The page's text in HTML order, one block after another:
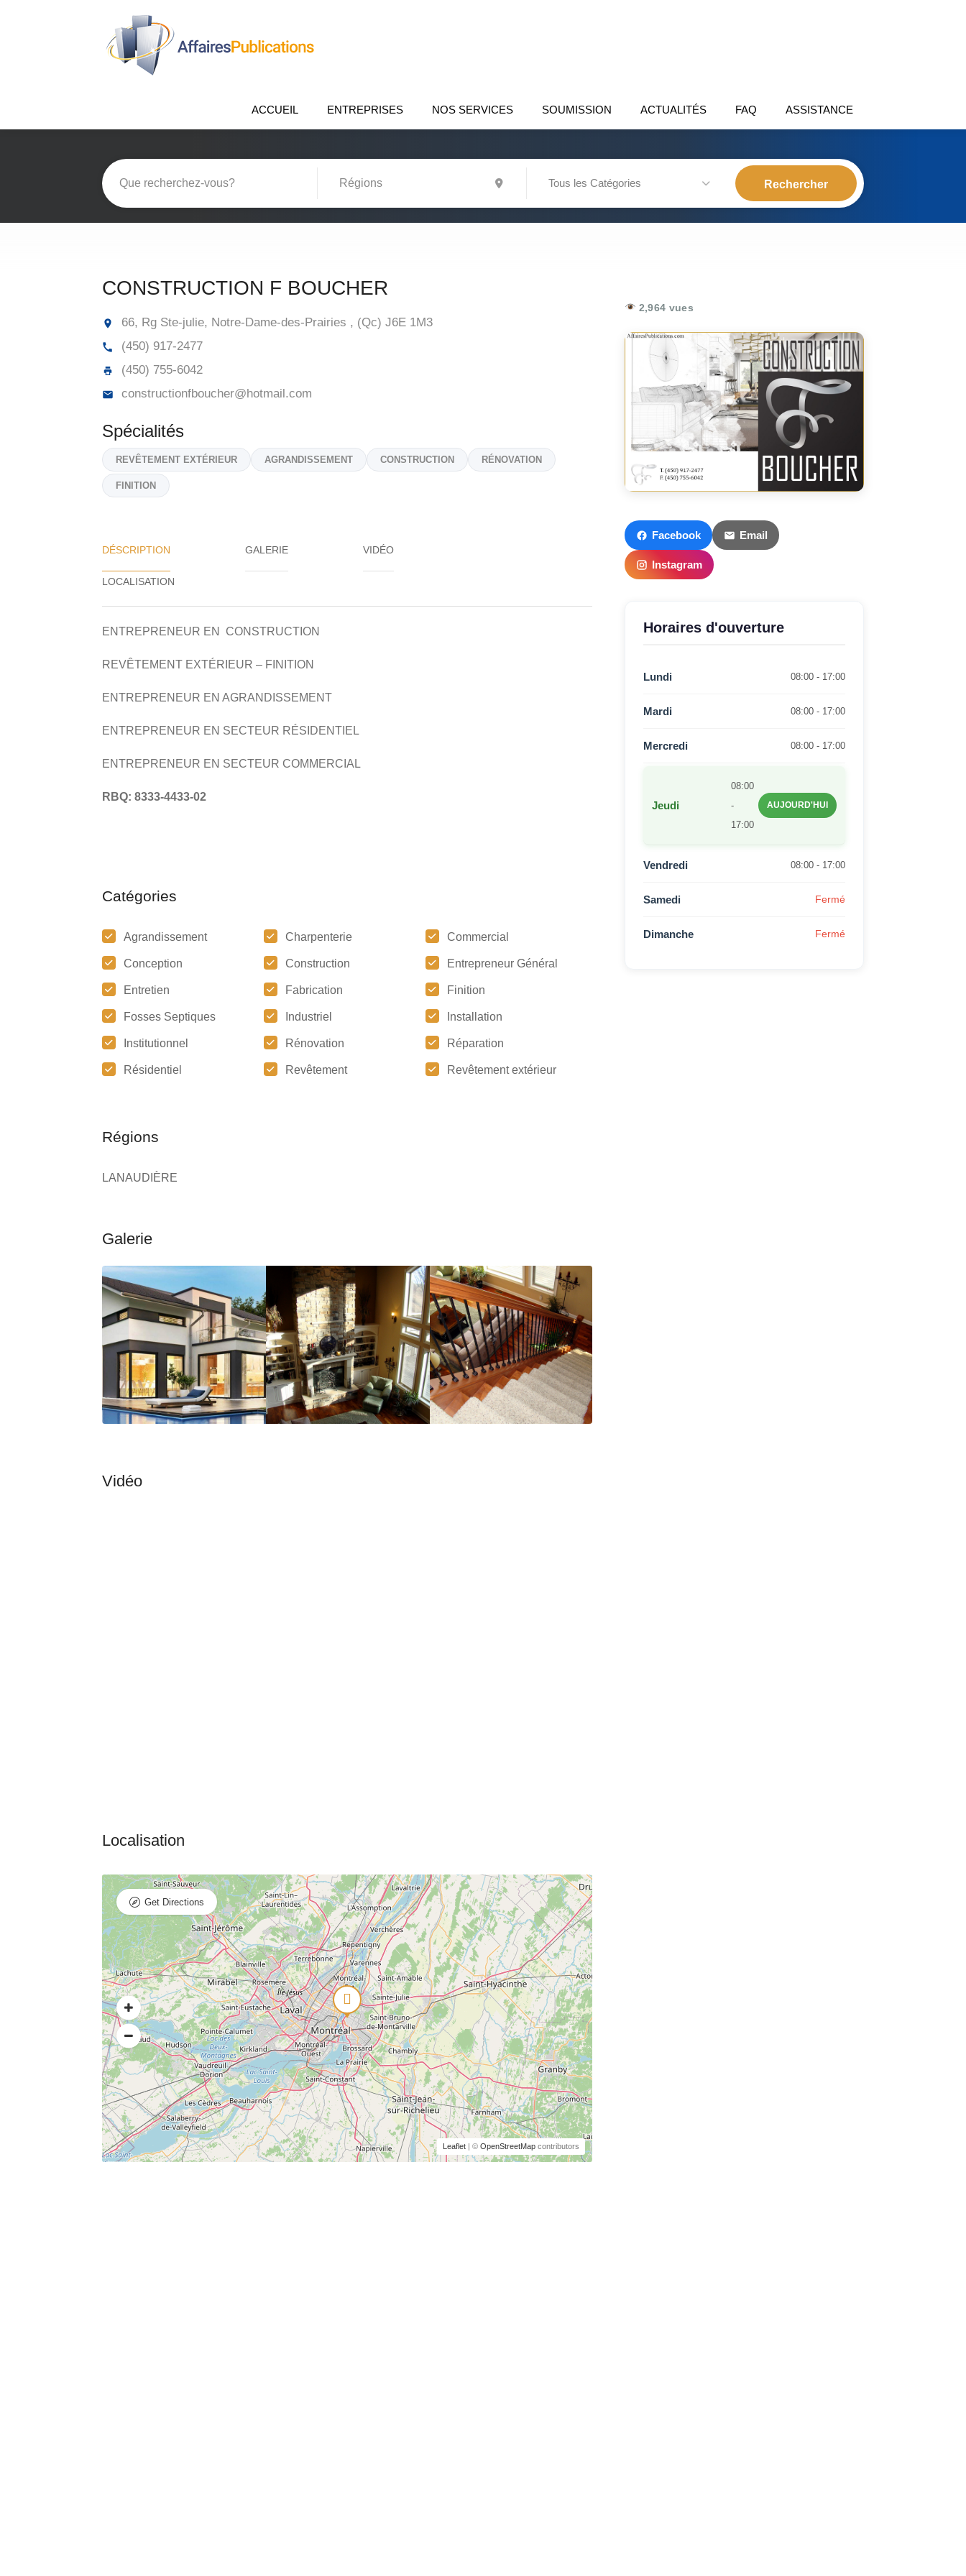
ACCUEIL ENTREPRISES NOS SERVICES SOUMISSION ACTUALITÉS FAQ ASSISTANCE
Tous les Catégories
CONSTRUCTION F BOUCHER
66, Rg Ste-julie, Notre-Dame-des-Prairies , (Qc) J6E 1M3
(450) 917-2477
(450) 755-6042
constructionfboucher@hotmail.com
Spécialités
REVÊTEMENT EXTÉRIEUR AGRANDISSEMENT CONSTRUCTION RÉNOVATION
FINITION
DÉSCRIPTION GALERIE VIDÉO
ENTREPRENEUR EN CONSTRUCTION
REVÊTEMENT EXTÉRIEUR – FINITION
ENTREPRENEUR EN AGRANDISSEMENT
ENTREPRENEUR EN SECTEUR RÉSIDENTIEL
ENTREPRENEUR EN SECTEUR COMMERCIAL
RBQ: 8333-4433-02
Catégories
Agrandissement Charpenterie Commercial
Conception Construction Entrepreneur Général
Entretien Fabrication Finition
Fosses Septiques Industriel Installation
Institutionnel Rénovation Réparation
Résidentiel Revêtement Revêtement extérieur
Régions
LANAUDIÈRE
Leaflet| © OpenStreetMapcontributors
Get Directions
2,964 vues
Facebook Email
Instagram
Horaires d'ouverture
Lundi 08:00 - 17:00
Mardi 08:00 - 17:00
Mercredi 08:00 - 17:00
Jeudi
08:00
-
17:00
AUJOURD'HUI
Vendredi 08:00 - 17:00
Samedi Fermé
Dimanche Fermé